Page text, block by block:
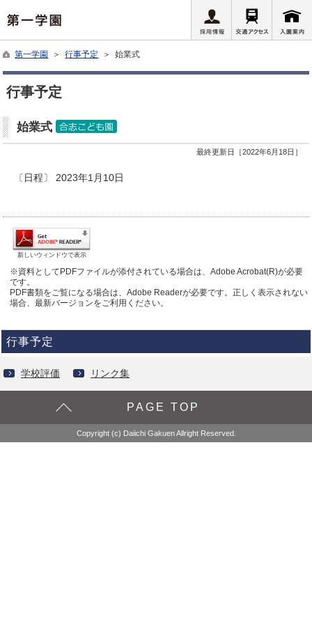
第一学園 ＞行事予定 ＞ 始業式
行事予定
始業式
最終更新日［2022年6月18日］
〔日程〕 2023年1月10日
新しいウィンドウで表示
※資料としてPDFファイルが添付されている場合は、Adobe Acrobat(R)が必要
です。
PDF書類をご覧になる場合は、Adobe Readerが必要です。正しく表示されない
場合、最新バージョンをご利用ください。
行事予定
学校評価 リンク集
PAGE TOP
Copyright (c) Daiichi Gakuen Allright Reserved.